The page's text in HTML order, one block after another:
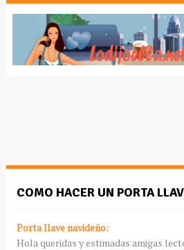
COMO HACER UN PORTA
Porta llave navideño:
Hola queridas y estimadas amigas